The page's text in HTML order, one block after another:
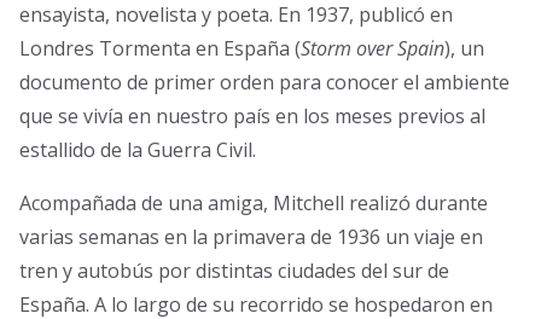
ensayista, novelista y poeta. En 1937, publicó en
Londres Tormenta en España (Storm over Spain), un
documento de primer orden para conocer el ambiente
que se vivía en nuestro país en los meses previos al
estallido de la Guerra Civil.
Acompañada de una amiga, Mitchell realizó durante
varias semanas en la primavera de 1936 un viaje en
tren y autobús por distintas ciudades del sur de
España. A lo largo de su recorrido se hospedaron en